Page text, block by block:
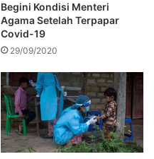
Begini Kondisi Menteri
Agama Setelah Terpapar
Covid-19
29/09/2020